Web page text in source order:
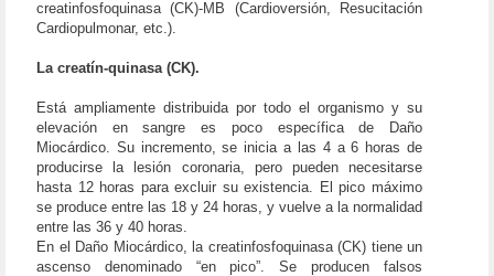
creatinfosfoquinasa (CK)-MB (Cardioversión, Resucitación
Cardiopulmonar, etc.).
La creatín-quinasa (CK).
Está ampliamente distribuida por todo el organismo y su
elevación en sangre es poco específica de Daño
Miocárdico. Su incremento, se inicia a las 4 a 6 horas de
producirse la lesión coronaria, pero pueden necesitarse
hasta 12 horas para excluir su existencia. El pico máximo
se produce entre las 18 y 24 horas, y vuelve a la normalidad
entre las 36 y 40 horas.
En el Daño Miocárdico, la creatinfosfoquinasa (CK) tiene un
ascenso denominado “en pico”. Se producen falsos